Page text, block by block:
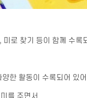
로 찾기 등이 함께 수록
한 활동이 수록되어 있어
를 주면서